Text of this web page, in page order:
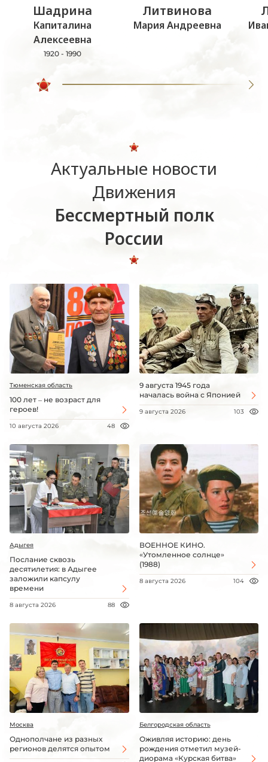
Шадрина
Капиталина
Алексеевна
1920 - 1990
Литвинова
Мария Андреевна
Актуальные новости
Движения
Бессмертный полк
России
Тюменская область
100 лет – не возраст для
героев!
10 августа 2026 48
9 августа 1945 года
началась война с Японией
9 августа 2026 103
Адыгея
Послание сквозь
десятилетия: в Адыгее
заложили капсулу
времени
8 августа 2026 88
ВОЕННОЕ КИНО.
«Утомленное солнце»
(1988)
8 августа 2026 104
Москва
Однополчане из разных
регионов делятся опытом
Белгородская область
Оживляя историю: день
рождения отметил музей-
диорама «Курская битва»